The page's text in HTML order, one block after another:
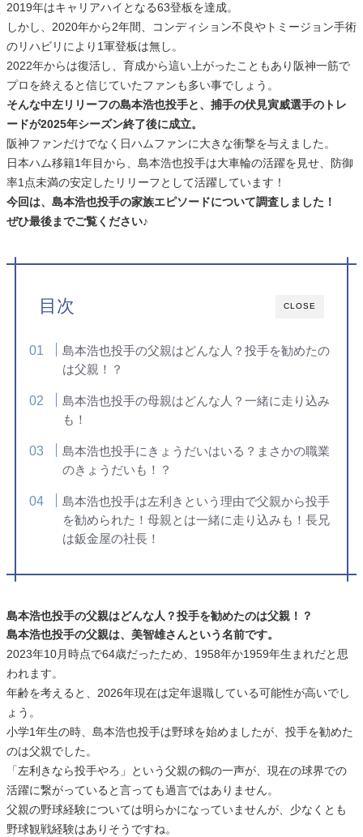
2019年はキャリアハイとなる63登板を達成。
しかし、2020年から2年間、コンディション不良やトミージョン手術
のリハビリにより1軍登板は無し。
2022年からは復活し、育成から這い上がったこともあり阪神一筋で
プロを終えると信じていたファンも多い事でしょう。
そんな中左リリーフの島本浩也投手と、捕手の伏見寅威選手のトレ
ードが2025年シーズン終了後に成立。
阪神ファンだけでなく日ハムファンに大きな衝撃を与えました。
日本ハム移籍1年目から、島本浩也投手は大車輪の活躍を見せ、防御
率1点未満の安定したリリーフとして活躍しています！
今回は、島本浩也投手の家族エピソードについて調査しました！
ぜひ最後までご覧ください♪
CLOSE
目次
島本浩也投手の父親はどんな人？投手を勧めたの
は父親！？
島本浩也投手の母親はどんな人？一緒に走り込み
も！
島本浩也投手にきょうだいはいる？まさかの職業
のきょうだいも！？
島本浩也投手は左利きという理由で父親から投手
を勧められた！母親とは一緒に走り込みも！長兄
は鈑金屋の社長！
島本浩也投手の父親はどんな人？投手を勧めたのは父親！？
島本浩也投手の父親は、美智雄さんという名前です。
2023年10月時点で64歳だったため、1958年か1959年生まれだと思
われます。
年齢を考えると、2026年現在は定年退職している可能性が高いでし
ょう。
小学1年生の時、島本浩也投手は野球を始めましたが、投手を勧めた
のは父親でした。
「左利きなら投手やろ」という父親の鶴の一声が、現在の球界での
活躍に繋がっていると言っても過言ではありません。
父親の野球経験については明らかになっていませんが、少なくとも
野球観戦経験はありそうですね。